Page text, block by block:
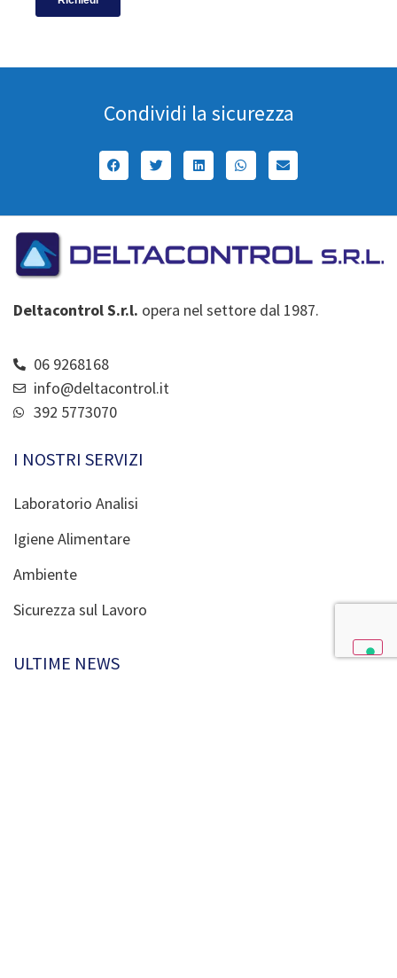
Condividi la sicurezza
Deltacontrol S.r.l. opera nel settore dal 1987.
06 9268168
info@deltacontrol.it
392 5773070
I NOSTRI SERVIZI
Laboratorio Analisi
Igiene Alimentare
Ambiente
Sicurezza sul Lavoro
ULTIME NEWS